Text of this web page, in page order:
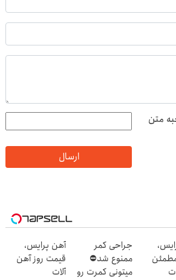
متن
ارسال
جراحی کمر
ممنوع شد⛔
میتونی کمرت رو
آهن پرایس،
قیمت روز آهن
آلات